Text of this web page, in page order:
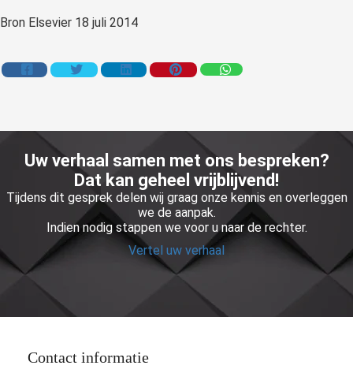
Bron Elsevier 18 juli 2014
Uw verhaal samen met ons bespreken?
Dat kan geheel vrijblijvend!
Tijdens dit gesprek delen wij graag onze kennis en overleggen
we de aanpak.
Indien nodig stappen we voor u naar de rechter.
Vertel uw verhaal
Contact informatie